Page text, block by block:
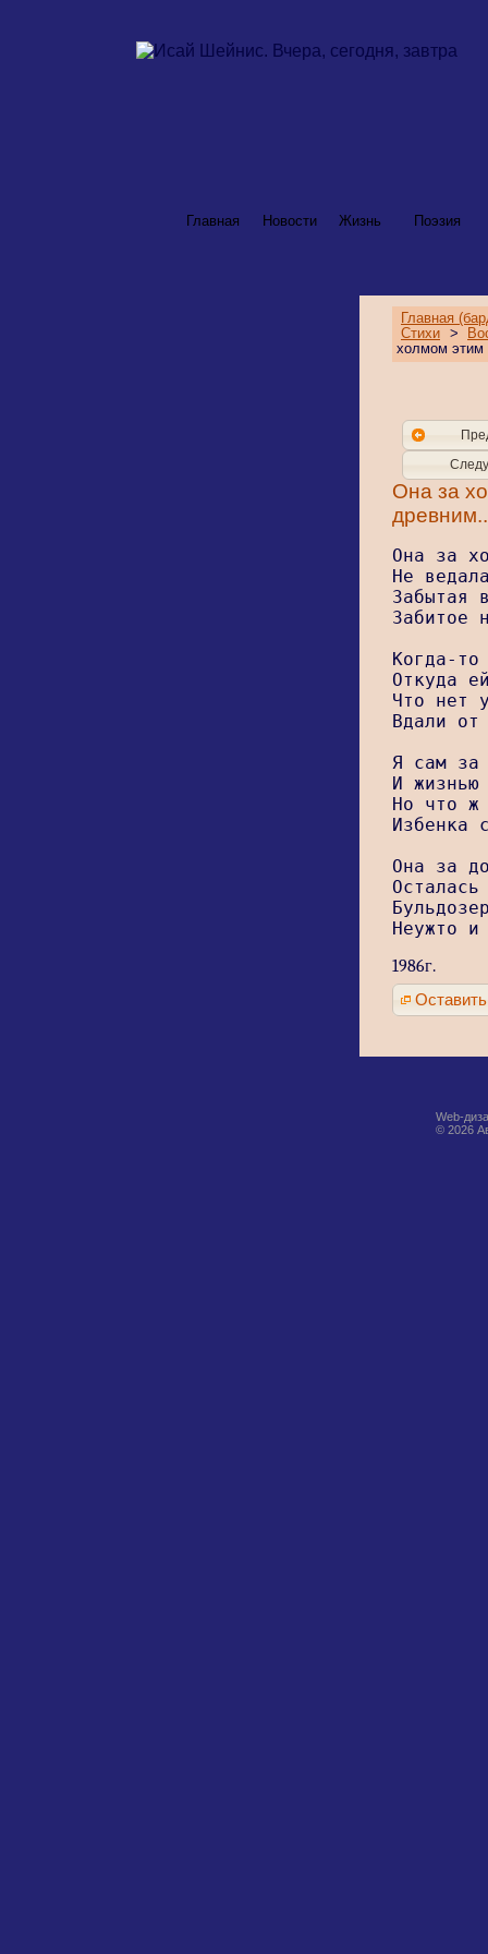
Главная Новости Жизнь Поэзия
Главная
Стихи
>
холмом этим
Она за
Она за
Не
Забытая
Забитое
Когда-
Откуда
Что нет
Вдали от
Я сам за
И жизнью
Но что ж
Избенка
Она за
Неужто
1986г.
Web-
© 2026